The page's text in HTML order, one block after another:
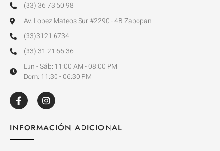
(33) 36 73 50 98
Av. Lopez Mateos Sur #2290 - 4B Zapopan
(33)3121 6734
(33) 31 21 66 36
Lun - Sáb: 11:00 AM - 08:00 PM
Dom: 11:30 - 06:30 PM
INFORMACIÓN ADICIONAL